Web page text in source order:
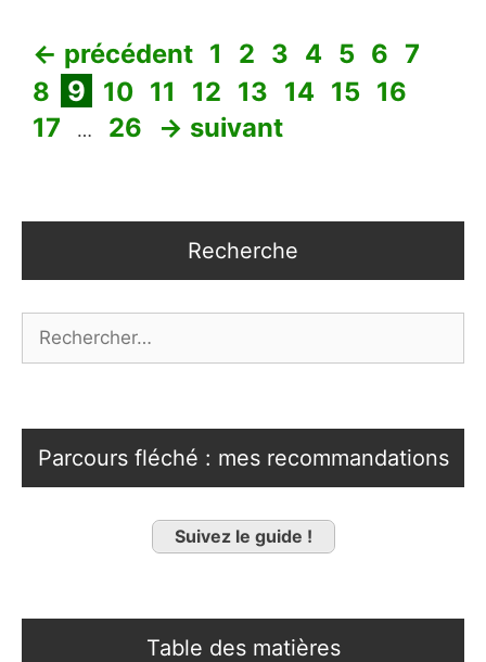
← précédent Page
1 Page
2 Page
3 Page
4 Page
5 Page
6 Page
7
8
Page
9 Page
10 Page
11 Page
12 Page
13 Page
14 Page
15 Page
16
17
… Page
26 → suivant
Recherche
Parcours fléché : mes recommandations
Suivez le guide !
Table des matières